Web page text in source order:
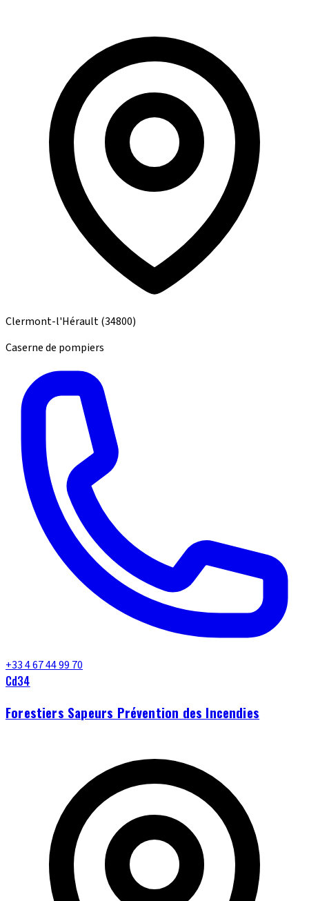
Clermont-l'Hérault(34800)
Caserne de pompiers
+33 4 67 44 99 70
Cd34
Forestiers Sapeurs Prévention des Incendies